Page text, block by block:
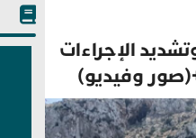
الإجراءات
+(صور وفيديو)